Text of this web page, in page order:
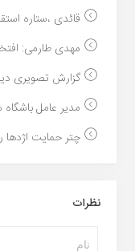
قائدی ،ستاره
مهدی طارمی:
گزارش تصویری
مدیر عامل
چتر حمایت اژدها
نظرات